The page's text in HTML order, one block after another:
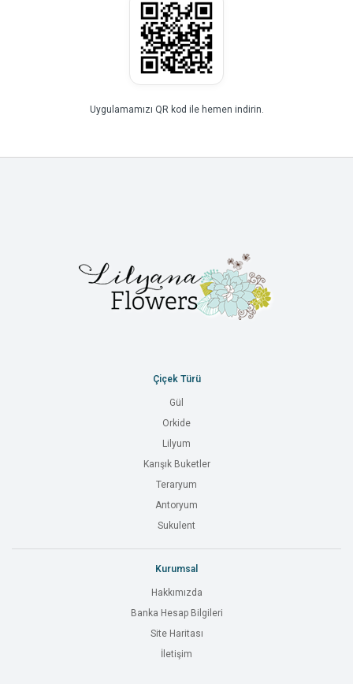
Uygulamamızı QR kod ile hemen indirin.
Çiçek Türü
Gül
Orkide
Lilyum
Karışık Buketler
Teraryum
Antoryum
Sukulent
Kurumsal
Hakkımızda
Banka Hesap Bilgileri
Site Haritası
İletişim